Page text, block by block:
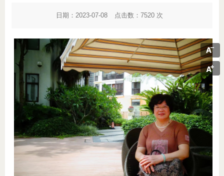
日期：2023-07-08 点击数： 7520 次